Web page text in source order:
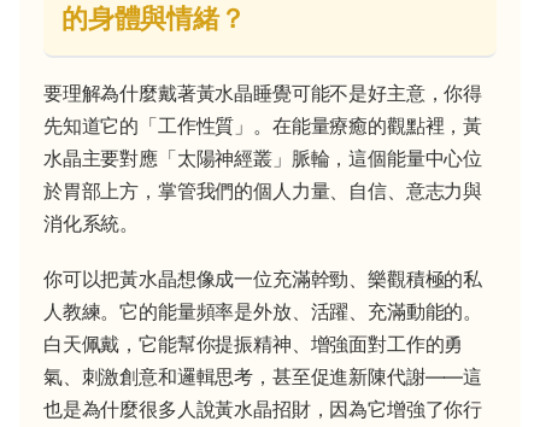
的身體與情緒？
要理解為什麼戴著黃水晶睡覺可能不是好主意，你得
先知道它的「工作性質」。在能量療癒的觀點裡，黃
水晶主要對應「太陽神經叢」脈輪，這個能量中心位
於胃部上方，掌管我們的個人力量、自信、意志力與
消化系統。
你可以把黃水晶想像成一位充滿幹勁、樂觀積極的私
人教練。它的能量頻率是外放、活躍、充滿動能的。
白天佩戴，它能幫你提振精神、增強面對工作的勇
氣、刺激創意和邏輯思考，甚至促進新陳代謝——這
也是為什麼很多人說黃水晶招財，因為它增強了你行